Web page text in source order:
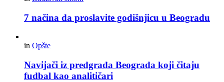
7 načina da proslavite godišnjicu u Beogradu
in Opšte
Navijači iz predgrađa Beograda koji čitaju
fudbal kao analitičari